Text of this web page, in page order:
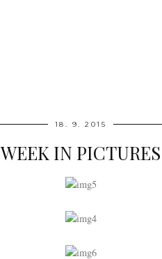
18. 9. 2015
WEEK IN PICTURES